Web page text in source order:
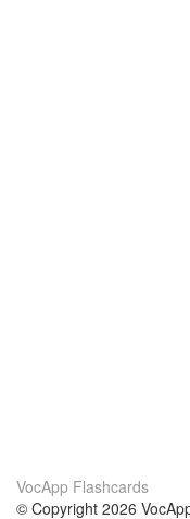
VocApp Flashcards
© Copyright 2026